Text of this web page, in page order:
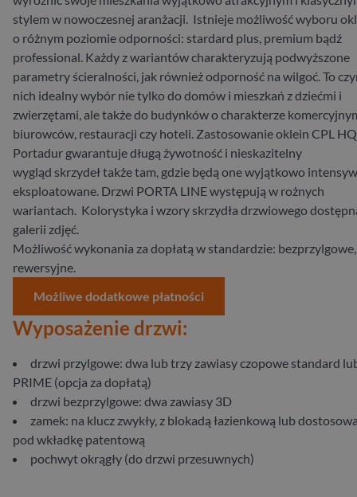
stylem w nowoczesnej aranżacji. Istnieje możliwość wyboru
o różnym poziomie odporności: stardard plus, premium bądź
professional. Każdy z wariantów charakteryzują podwyższone
parametry ścieralności, jak również odporność na wilgoć. To
nich idealny wybór nie tylko do domów i mieszkań z dziećmi i
zwierzętami, ale także do budynków o charakterze
biurowców, restauracji czy hoteli. Zastosowanie oklein CPL
Portadur gwarantuje długą żywotność i nieskazitelny
wygląd skrzydeł także tam, gdzie będą one wyjątkowo
eksploatowane. Drzwi PORTA LINE występują w rożnych
wariantach. Kolorystyka i wzory skrzydła drzwiowego
galerii zdjęć.
Możliwość wykonania za dopłatą w standardzie: bezprzylgowe,
rewersyjne.
Możliwe dodatkowe płatności
Wyposażenie drzwi:
drzwi przylgowe: dwa lub trzy zawiasy czopowe standard
PRIME (opcja za dopłatą)
drzwi bezprzylgowe: dwa zawiasy 3D
zamek: na klucz zwykły, z blokadą łazienkową lub
pod wkładkę patentową
pochwyt okrągły (do drzwi przesuwnych)